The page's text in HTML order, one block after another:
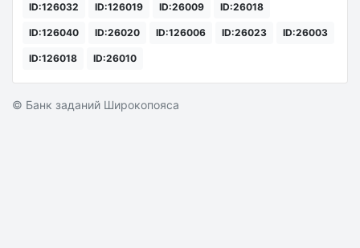
ID:126032 ID:126019 ID:26009 ID:26018
ID:126040 ID:26020 ID:126006 ID:26023 ID:26003
ID:126018 ID:26010
© Банк заданий Широкопояса